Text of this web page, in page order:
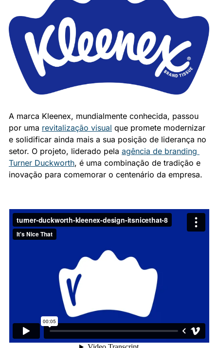
A marca Kleenex, mundialmente conhecida, passou
por uma revitalização visual que promete modernizar
e solidificar ainda mais a sua posição de liderança no
setor. O projeto, liderado pela agência de branding
Turner Duckworth, é uma combinação de tradição e
inovação para comemorar o centenário da empresa.